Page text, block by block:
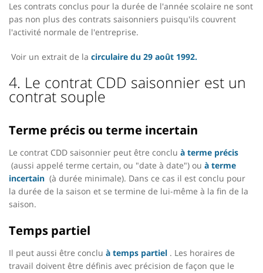
Les contrats conclus pour la durée de l'année scolaire ne sont
pas non plus des contrats saisonniers puisqu'ils couvrent
l'activité normale de l'entreprise.
Voir un extrait de la circulaire du 29 août 1992.
4. Le contrat CDD saisonnier est un
contrat souple
Terme précis ou terme incertain
Le contrat CDD saisonnier peut être conclu à terme précis
(aussi appelé terme certain, ou "date à date") ou à terme
incertain (à durée minimale). Dans ce cas il est conclu pour
la durée de la saison et se termine de lui-même à la fin de la
saison.
Temps partiel
Il peut aussi être conclu à temps partiel . Les horaires de
travail doivent être définis avec précision de façon que le